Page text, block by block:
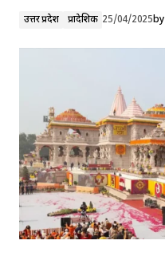
उत्तर प्रदेश प्रादेशिक 25/04/2025by